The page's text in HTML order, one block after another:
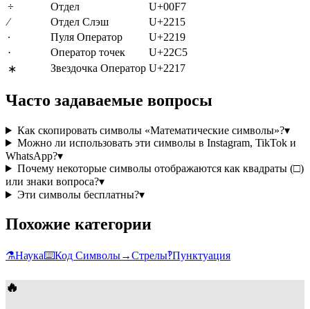
÷
Отдел
U+00F7
∕
Отдел Слэш
U+2215
∙
Пуля Оператор
U+2219
⋅
Оператор точек
U+22C5
∗
Звездочка Оператор U+2217
Часто задаваемые вопросы
Как скопировать символы «Математические символы»?▾
Можно ли использовать эти символы в Instagram, TikTok и
WhatsApp?▾
Почему некоторые символы отображаются как квадраты (□)
или знаки вопроса?▾
Эти символы бесплатны?▾
Похожие категории
⚗️Наука⌨️Код Символы→Стрелы‽Пунктуация
🔥